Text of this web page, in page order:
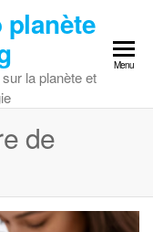
planète
la planète et
Menu
de